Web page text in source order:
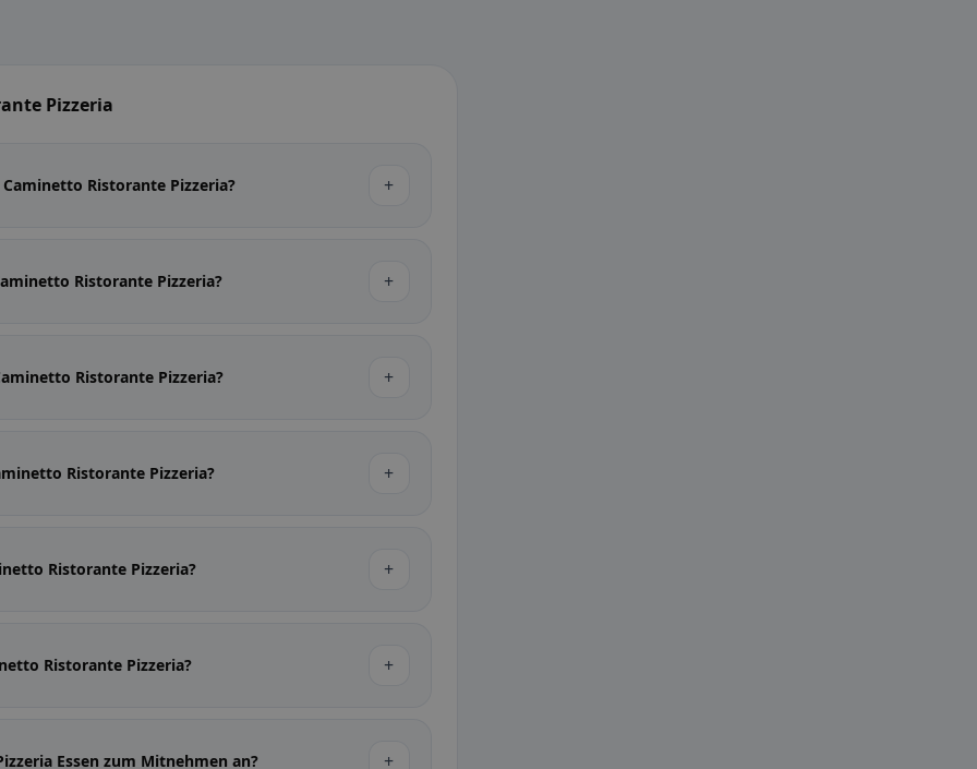
Pizzeria
Ristorante Pizzeria? +
Ristorante Pizzeria? +
Ristorante Pizzeria? +
Ristorante Pizzeria? +
Ristorante Pizzeria? +
Ristorante Pizzeria? +
Essen zum Mitnehmen an? +